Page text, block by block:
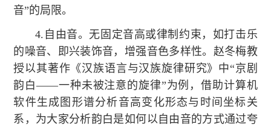
音”的局限。
4.自由音。无固定音高或律制约束，如打击乐
的噪音、即兴装饰音，增强音色多样性。赵冬梅教
授以其著作《汉族语言与汉族旋律研究》中“京剧
韵白——一种未被注意的旋律”为例，借助计算机
软件生成图形谱分析音高变化形态与时间坐标关
系，为大家分析韵白是如何以自由音的方式通过夸